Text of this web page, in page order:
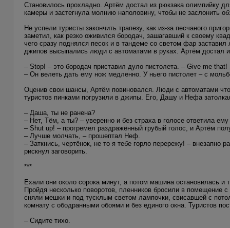
Становилось прохладно. Артём достал из рюкзака олимпийку
камеры и застегнула молнию наполовину, чтобы не заслонить
Не успели туристы закончить трапезу, как из-за песчаного
заметил, как резко оживился бородач, зашагавший к своему
чего сразу поднялся песок и в тандеме со светом фар
джипов высыпались люди с автоматами в руках. Артём достал
– Stop! – это бородач приставил дуло пистолета. – Give me that!
– Он велеть дать ему нож медленно. У ньего пистолет – с
Оценив свои шансы, Артём повиновался. Люди с автоматами
туристов пинками погрузили в джипы. Его, Дашу и Нефа
– Даша, ты не ранена?
– Нет, Тём, а ты? – уверенно и без страха в голосе ответила
– Shut up! – прогремел раздражённый грубый голос, и Артём
– Лучше молчать, – прошептал Неф.
– Заткнись, чертёнок, не то я тебе горло перережу! – внезапно
рискнул заговорить.
***
Ехали они около сорока минут, а потом машина остановилась
Пройдя несколько поворотов, пленников бросили в
сняли мешки и под тусклым светом лампочки, свисавшей с
комнату с ободранными обоями и без единого окна. Туристов
– Сидите тихо.